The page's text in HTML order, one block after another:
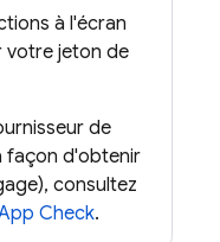
à l'écran
votre jeton de
de
façon d'obtenir
consultez
Check.